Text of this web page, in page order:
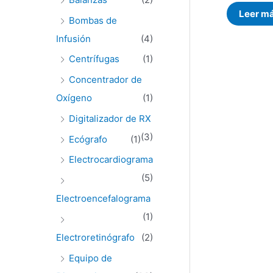
Bombas de
Infusión
(4)
Centrífugas
(1)
Concentrador de
Oxígeno
(1)
Digitalizador de RX
(3)
Ecógrafo
(1)
Electrocardiograma
(5)
Electroencefalograma
(1)
Electroretinógrafo
(2)
Equipo de
de
5
Leer